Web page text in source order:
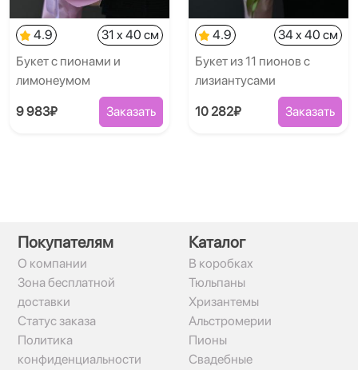
4.9
31 x 40 см
Букет с пионами и
лимонеумом
9 983₽ Заказать
4.9
34 x 40 см
Букет из 11 пионов с
лизиантусами
10 282₽ Заказать
Покупателям
О компании
Зона бесплатной
доставки
Статус заказа
Политика
конфиденциальности
Каталог
В коробках
Тюльпаны
Хризантемы
Альстромерии
Пионы
Свадебные